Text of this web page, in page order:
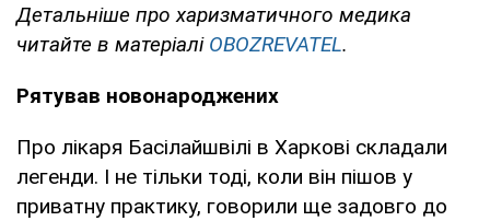
Детальніше про харизматичного медика
читайте в матеріалі OBOZREVATEL.
Рятував новонароджених
Про лікаря Басілайшвілі в Харкові складали
легенди. І не тільки тоді, коли він пішов у
приватну практику, говорили ще задовго до